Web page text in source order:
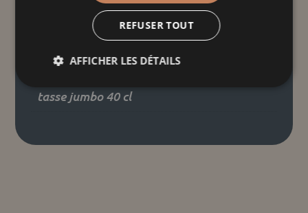
Dimensions
Taille unique
tasse jumbo 40 cl
REFUSER TOUT
AFFICHER LES DÉTAILS